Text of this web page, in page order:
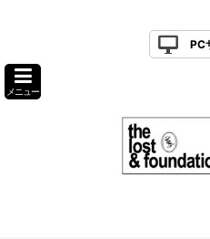
PC
メニュー